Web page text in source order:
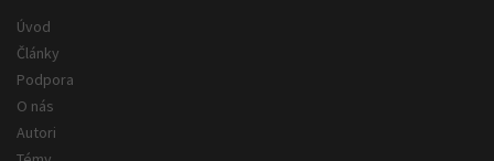
Úvod
Články
Podpora
O nás
Autori